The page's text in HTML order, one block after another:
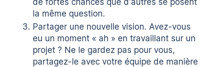
la même question.
Partager une nouvelle vision. Avez-vous
eu un moment « ah » en travaillant sur un
projet ? Ne le gardez pas pour vous,
partagez-le avec votre équipe de manière